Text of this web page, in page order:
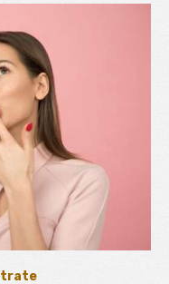
trate